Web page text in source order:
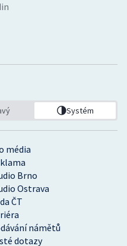
média
Brno
Ostrava
ČT
námětů
dotazy
Systém